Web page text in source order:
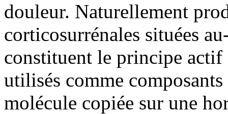
douleur. Naturellement
corticosurrénales situées
constituent le principe actif
utilisés comme
molécule copiée sur une